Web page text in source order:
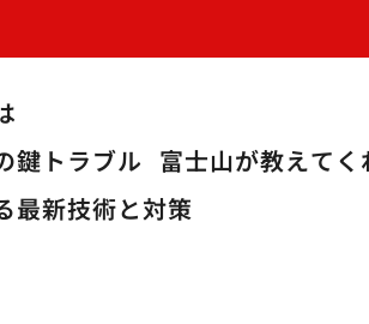
鍵トラブル 富士山が教えて
最新技術と対策